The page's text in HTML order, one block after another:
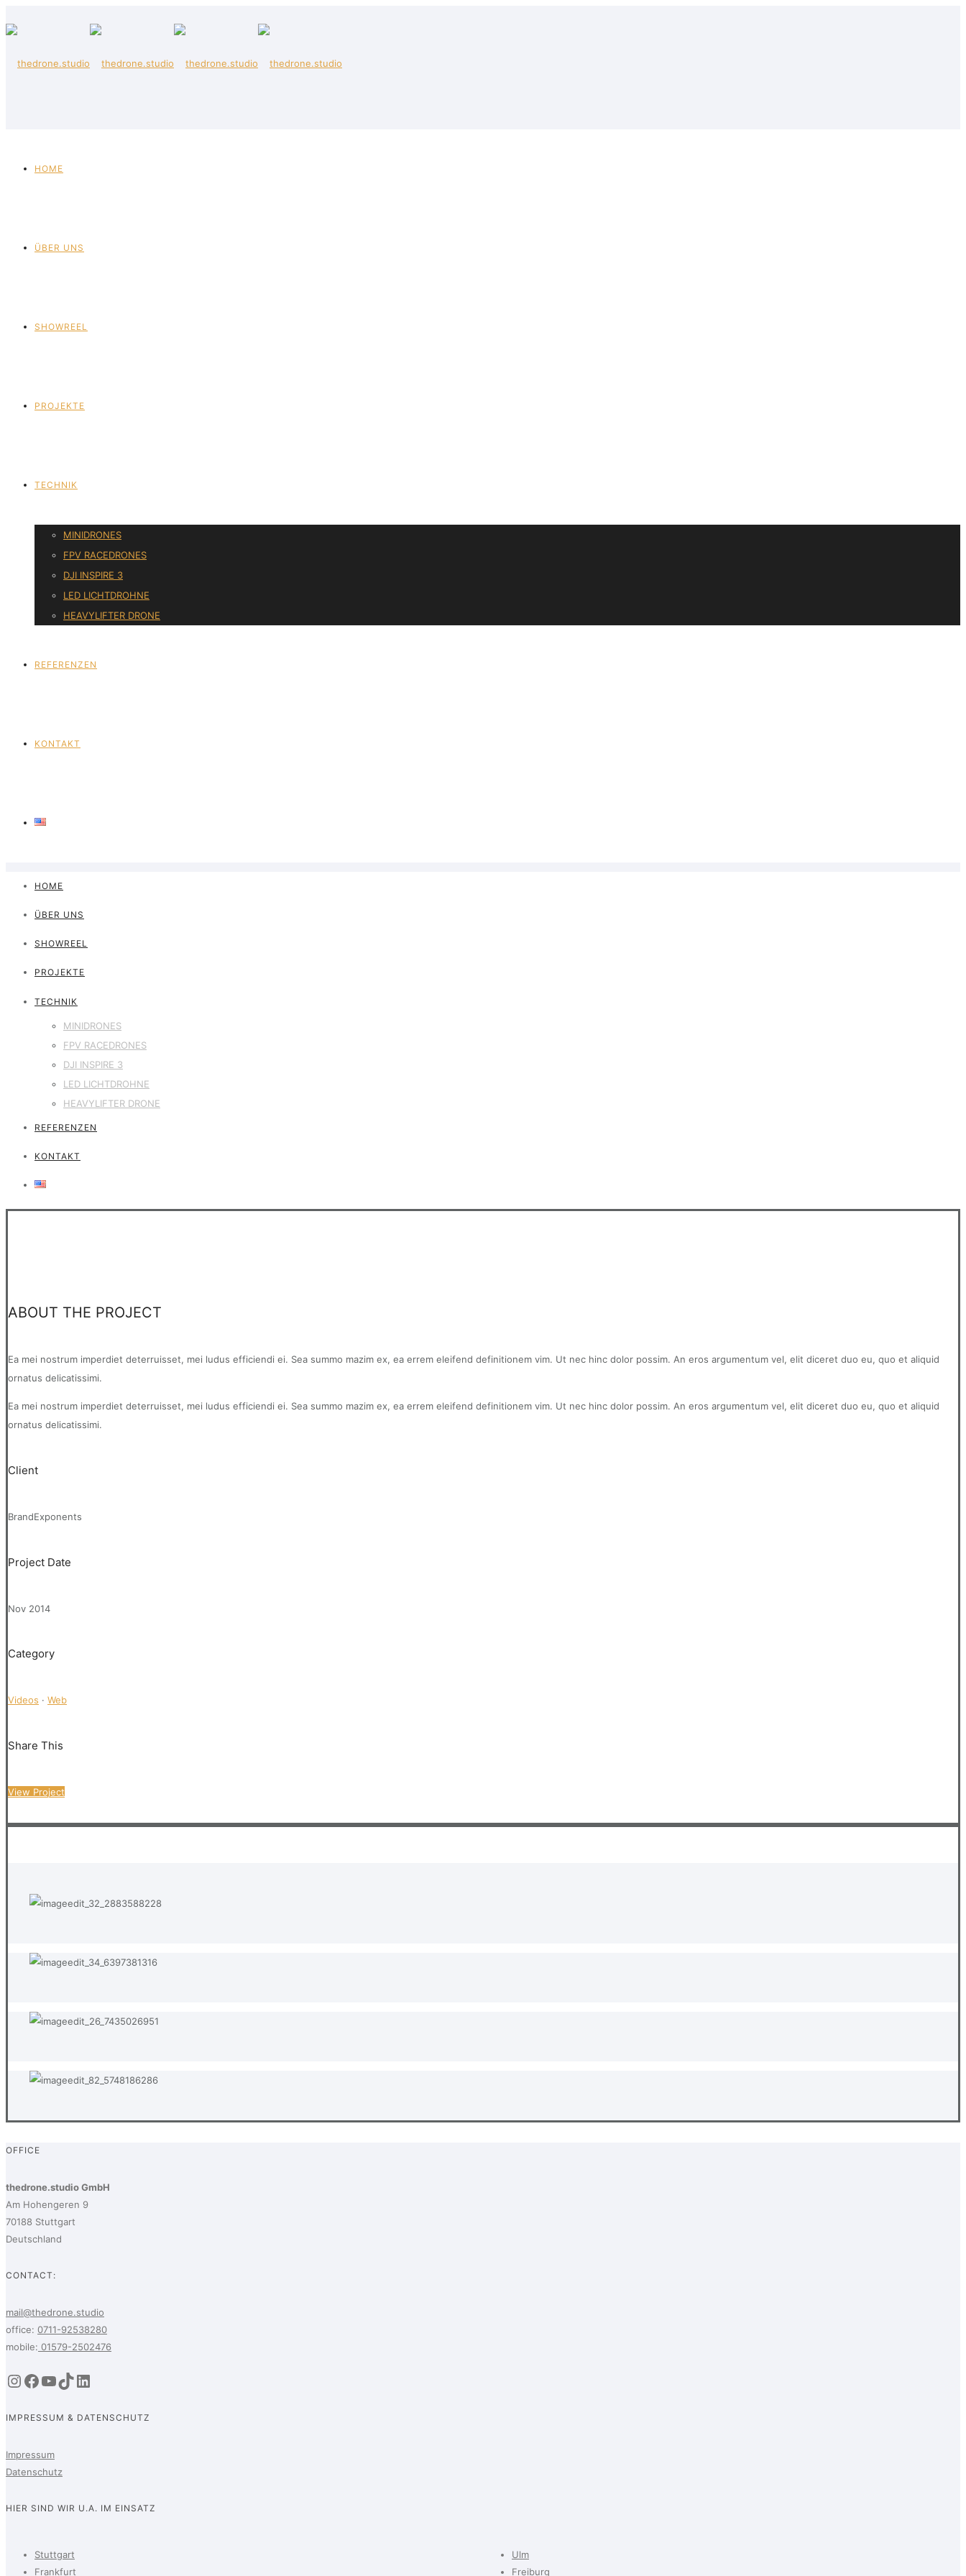
HOME
ÜBER UNS
SHOWREEL
PROJEKTE
TECHNIK
MINIDRONES
FPV RACEDRONES
DJI INSPIRE 3
LED LICHTDROHNE
HEAVYLIFTER DRONE
REFERENZEN
KONTAKT
HOME
ÜBER UNS
SHOWREEL
PROJEKTE
TECHNIK
MINIDRONES
FPV RACEDRONES
DJI INSPIRE 3
LED LICHTDROHNE
HEAVYLIFTER DRONE
REFERENZEN
KONTAKT
ABOUT THE PROJECT
Ea mei nostrum imperdiet deterruisset, mei ludus efficiendi ei. Sea summo mazim ex, ea errem eleifend definitionem vim. Ut nec hinc dolor possim. An eros argumentum vel, elit diceret duo eu, quo et aliquid
ornatus delicatissimi.
Ea mei nostrum imperdiet deterruisset, mei ludus efficiendi ei. Sea summo mazim ex, ea errem eleifend definitionem vim. Ut nec hinc dolor possim. An eros argumentum vel, elit diceret duo eu, quo et aliquid
ornatus delicatissimi.
Client
BrandExponents
Project Date
Nov 2014
Category
Videos · Web
Share This
View Project
OFFICE
thedrone.studio GmbH
Am Hohengeren 9
70188 Stuttgart
Deutschland
CONTACT:
mail@thedrone.studio
office: 0711-92538280
mobile: 01579-2502476
Instagram
Facebook
YouTube
TikTok
LinkedIn
IMPRESSUM & DATENSCHUTZ
Impressum
Datenschutz
HIER SIND WIR U.A. IM EINSATZ
Stuttgart
Frankfurt
Ulm
Freiburg